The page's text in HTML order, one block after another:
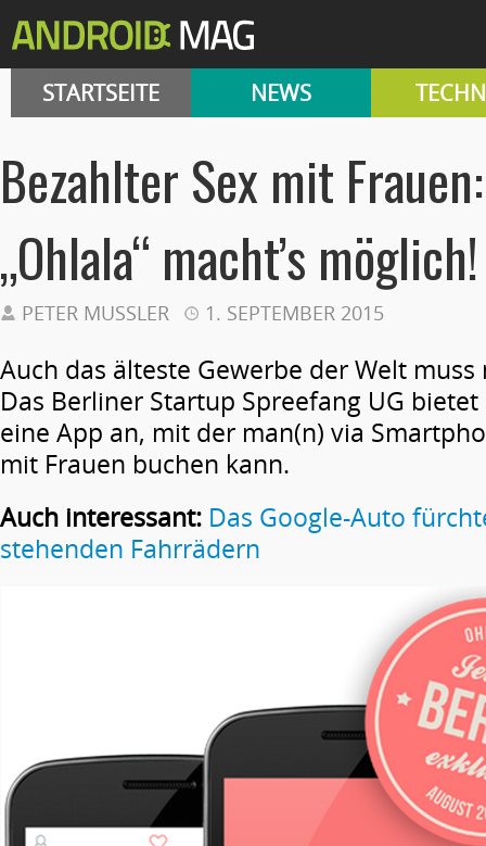
STARTSEITE NEWS
Bezahlter Sex mit
„Ohlala“ macht’s möglich!
PETER MUSSLER 1. SEPTEMBER 2015
Auch das älteste Gewerbe der Welt
Das Berliner Startup Spreefang UG bietet
eine App an, mit der man(n) via
mit Frauen buchen kann.
Auch interessant: Das Google-Auto
stehenden Fahrrädern